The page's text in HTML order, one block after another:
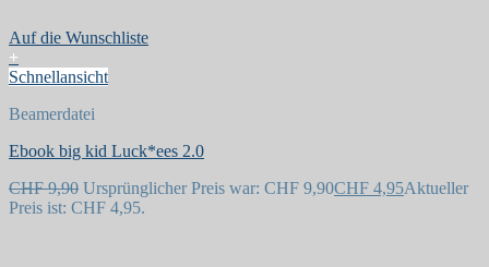
Auf die Wunschliste
+
Schnellansicht
Beamerdatei
Ebook big kid Luck*ees 2.0
CHF9,90 Ursprünglicher Preis war: CHF 9,90CHF 4,95Aktueller
Preis ist: CHF 4,95.